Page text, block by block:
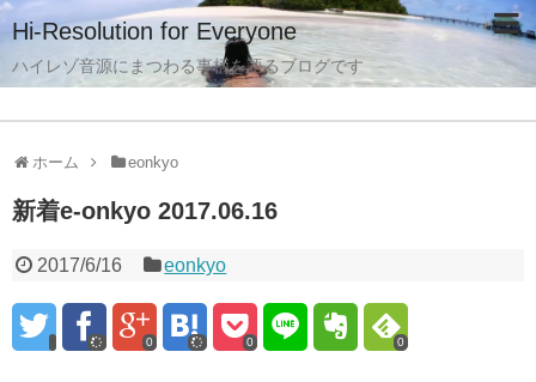
Hi-Resolution for Everyone
ハイレゾ音源にまつわる事柄を語るブログです
ホーム eonkyo
新着e-onkyo 2017.06.16
2017/6/16 eonkyo
0 0 0